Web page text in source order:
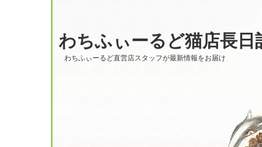
わちふぃーるど猫店長日
わちふぃーるど直営店スタッフが最新情報をお届け